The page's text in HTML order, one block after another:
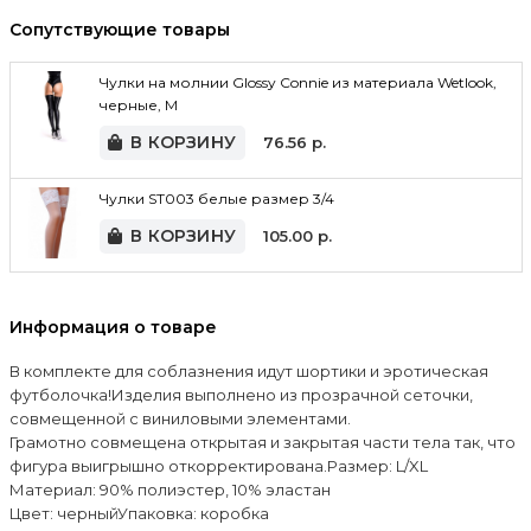
Сопутствующие товары
Чулки на молнии Glossy Connie из материала Wetlook,
черные, M
В КОРЗИНУ 76.56 р.
Чулки ST003 белые размер 3/4
В КОРЗИНУ 105.00р.
Информация о товаре
В комплекте для соблазнения идут шортики и эротическая
футболочка!Изделия выполнено из прозрачной сеточки,
совмещенной с виниловыми элементами.
Грамотно совмещена открытая и закрытая части тела так, что
фигура выигрышно откорректирована.Размер: L/XL
Материал: 90% полиэстер, 10% эластан
Цвет: черныйУпаковка: коробка